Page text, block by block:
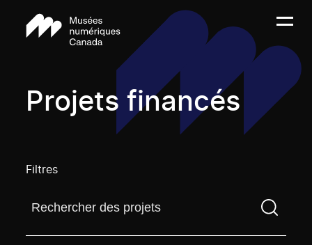
Projets financés
Filtres
Trouvez un projetVous devez saisir un terme de